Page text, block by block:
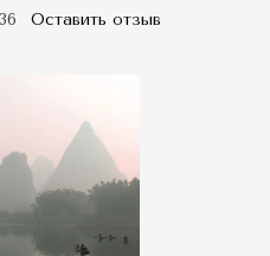
Оставить отзыв